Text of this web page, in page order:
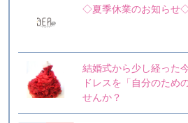
◇夏季休業のお知らせ
結婚式から少し経った
ドレスを「自分のため
せんか？